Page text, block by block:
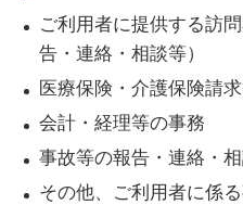
ご利用者に提供する訪
告・連絡・相談等）
医療保険・介護保険請
会計・経理等の事務
事故等の報告・連絡・
その他、ご利用者に係